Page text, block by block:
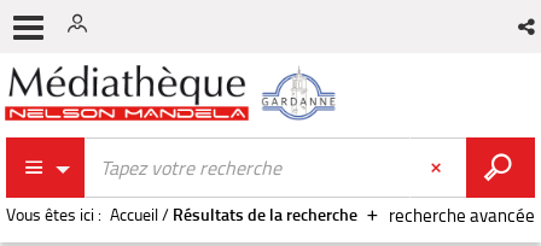
recherche avancée
Vous êtes ici : Accueil/ Résultats de la recherche